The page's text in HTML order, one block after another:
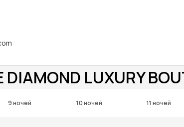
LUXURY
9 ночей 10 ночей 11 ночей